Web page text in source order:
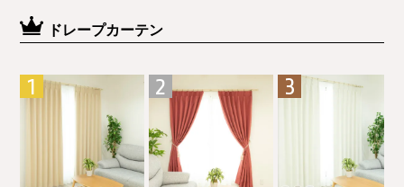
ドレープカーテン